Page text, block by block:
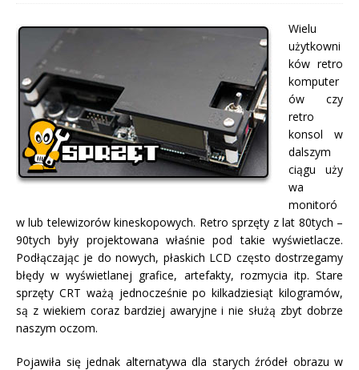
Wielu
użytkowni
ków retro
komputer
ów czy
retro
konsol w
dalszym
ciągu uży
wa
monitoró
w lub telewizorów kineskopowych. Retro sprzęty z lat 80tych –
90tych były projektowana właśnie pod takie wyświetlacze.
Podłączając je do nowych, płaskich LCD często dostrzegamy
błędy w wyświetlanej grafice, artefakty, rozmycia itp. Stare
sprzęty CRT ważą jednocześnie po kilkadziesiąt kilogramów,
są z wiekiem coraz bardziej awaryjne i nie służą zbyt dobrze
naszym oczom.
Pojawiła się jednak alternatywa dla starych źródeł obrazu w